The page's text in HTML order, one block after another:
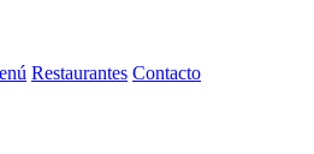
Restaurantes Contacto